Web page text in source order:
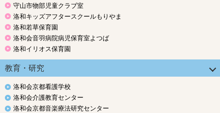
守山市物部児童クラブ室
洛和キッズアフタースクールもりやま
洛和若草保育園
洛和会音羽病院病児保育室よつば
洛和イリオス保育園
教育・研究
洛和会京都看護学校
洛和会介護教育センター
洛和会京都音楽療法研究センター